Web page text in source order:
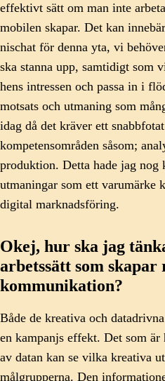
effektivt sätt om man inte
mobilen skapar. Det kan
nischat för denna yta, vi
ska stanna upp, samtidigt som
hens intressen och passa in i
motsats och utmaning som
idag då det kräver ett
kompetensområden såsom;
produktion. Detta hade jag nog
utmaningar som ett varumärke
digital marknadsföring.
Okej, hur ska jag
arbetssätt som skapar
kommunikation?
Både de kreativa och
en kampanjs effekt. Det som
av datan kan se vilka kreativa
målgrupperna. Den